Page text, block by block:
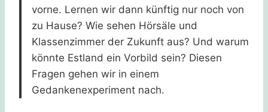
vorne. Lernen wir dann künftig nur noch von
zu Hause? Wie sehen Hörsäle und
Klassenzimmer der Zukunft aus? Und warum
könnte Estland ein Vorbild sein? Diesen
Fragen gehen wir in einem
Gedankenexperiment nach.